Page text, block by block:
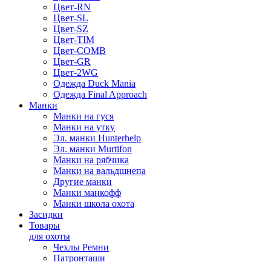
Цвет-RN
Цвет-SL
Цвет-SZ
Цвет-TIM
Цвет-COMB
Цвет-GR
Цвет-2WG
Одежда Duck Mania
Одежда Final Approach
Манки
Манки на гуся
Манки на утку
Эл. манки Hunterhelp
Эл. манки Murtifon
Манки на рябчика
Манки на вальдшнепа
Другие манки
Манки манкофф
Манки школа охота
Засидки
Товары
для охоты
Чехлы Ремни
Патронташи